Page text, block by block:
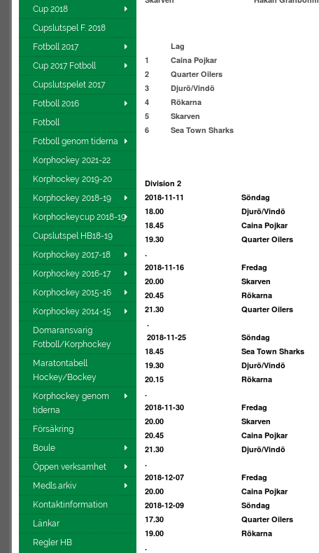
Cup 2018
Cupslutspel F. 2018
Fotboll 2017
Cup 2017 Fotboll
Cupslutspelet 2017
Fotboll 2016
Fotboll
Fotboll genom tiderna
Korphockey 2021-22
Korphockey 2019-20
Korphockey 2018-19
Korphockeycup 2018-19
Cupslutspel HB18-19
Korphockey 2017-18
Korphockey 2016-17
Korphockey 2015-16
Korphockey 2014-15
Domaransvarig
Fotboll/Korphockey
Maratontabell
Hockey/Bockey
Korphockey genom
tiderna
Försäkring
Boule
Öppen verksamhet
Medls.arkiv
Kontaktinformation
Länkar
Regler HB
Lag
1
Caina Pojkar
2
Quarter Oilers
3
Djurö/Vindö
4
Rökarna
5
Skarven
6
Sea Town Sharks
Division 2
2018-11-11
Söndag
18.00
Djurö/Vindö
18.45
Caina Pojkar
19.30
Quarter Oilers
.
2018-11-16
Fredag
20.00
Skarven
20.45
Rökarna
21.30
Quarter Oilers
.
2018-11-25
Söndag
18.45
Sea Town Sharks
19.30
Djurö/Vindö
20.15
Rökarna
.
2018-11-30
Fredag
20.00
Skarven
20.45
Caina Pojkar
21.30
Djurö/Vindö
.
2018-12-07
Fredag
20.00
Caina Pojkar
2018-12-09
Söndag
17.30
Quarter Oilers
19.00
Rökarna
.